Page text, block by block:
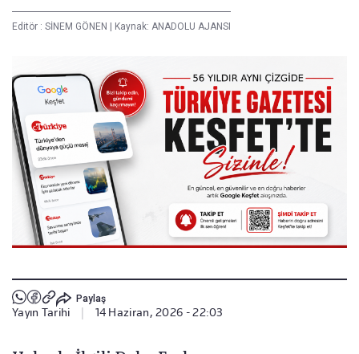
Editör : SİNEM GÖNEN | Kaynak: ANADOLU AJANSI
Paylaş
Yayın Tarihi 14 Haziran, 2026 - 22:03